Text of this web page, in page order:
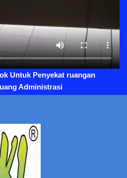
Untuk Penyekat ruangan
Administrasi